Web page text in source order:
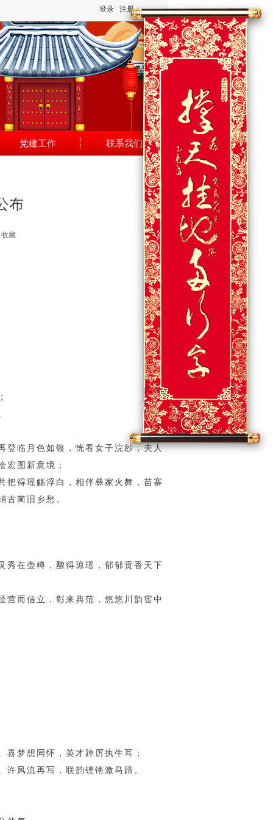
党建工作 联系我们
登录 注册
布
登临月色如银，恍看女子浣纱，夫人
宏图新意境；
把得瑶觞浮白，相伴彝家火舞，苗寨
古蔺旧乡愁。
秀在壶樽，酿得琼瑶，郁郁贡香天下
营而信立，彰来典范，悠悠川韵窖中
梦想同怀，英才踔厉执牛耳；
风流再写，联韵铿锵激马蹄。
收藏